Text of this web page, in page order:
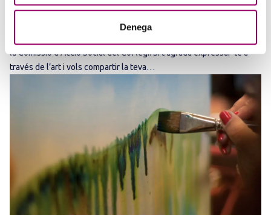
Denega
PINTURA DEL COL·LEGI
la Comissió d’Acció Social del Col·legi. Si t’agrada expressar-te a
través de l’art i vols compartir la teva…